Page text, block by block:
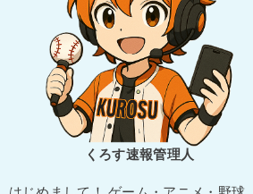
くろす速報管理人